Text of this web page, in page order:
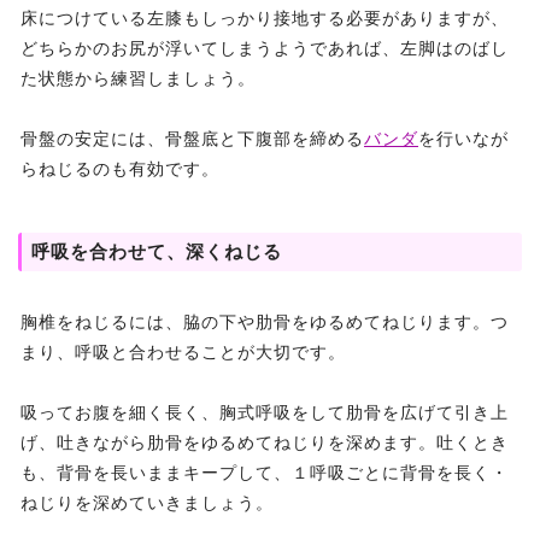
床につけている左膝もしっかり接地する必要がありますが、
どちらかのお尻が浮いてしまうようであれば、左脚はのばし
た状態から練習しましょう。
骨盤の安定には、骨盤底と下腹部を締めるバンダを行いなが
らねじるのも有効です。
呼吸を合わせて、深くねじる
胸椎をねじるには、脇の下や肋骨をゆるめてねじります。つ
まり、呼吸と合わせることが大切です。
吸ってお腹を細く長く、胸式呼吸をして肋骨を広げて引き上
げ、吐きながら肋骨をゆるめてねじりを深めます。吐くとき
も、背骨を長いままキープして、１呼吸ごとに背骨を長く・
ねじりを深めていきましょう。